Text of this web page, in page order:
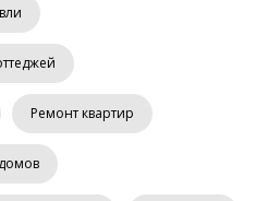
Ремонт квартир